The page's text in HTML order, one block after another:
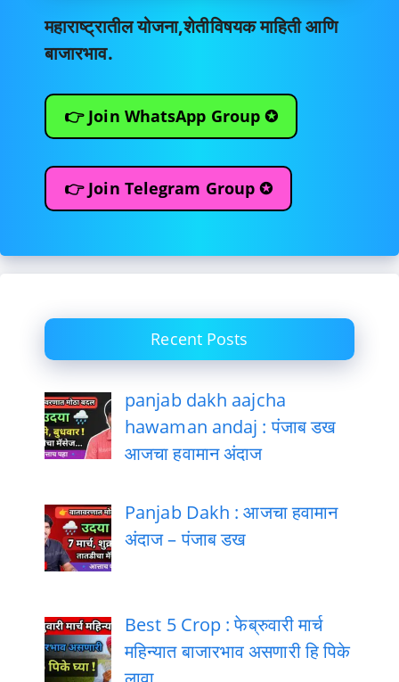
महाराष्ट्रातील योजना,शेतीविषयक माहिती आणि
बाजारभाव.
👉 Join WhatsApp Group ✪
👉 Join Telegram Group ✪
Recent Posts
panjab dakh aajcha
hawaman andaj : पंजाब डख
आजचा हवामान अंदाज
Panjab Dakh : आजचा हवामान
अंदाज – पंजाब डख
Best 5 Crop : फेब्रुवारी मार्च
महिन्यात बाजारभाव असणारी हि पिके